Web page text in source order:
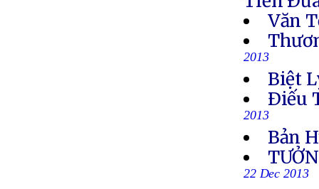
Văn
2013
Biệt
Ðiếu
2013
Bản
22 Dec 2013